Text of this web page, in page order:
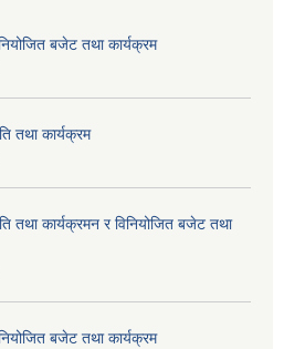
बजेट तथा कार्यक्रम
तथा कार्यक्रम
तथा कार्यक्रमन र विनियोजित बजेट तथा
बजेट तथा कार्यक्रम